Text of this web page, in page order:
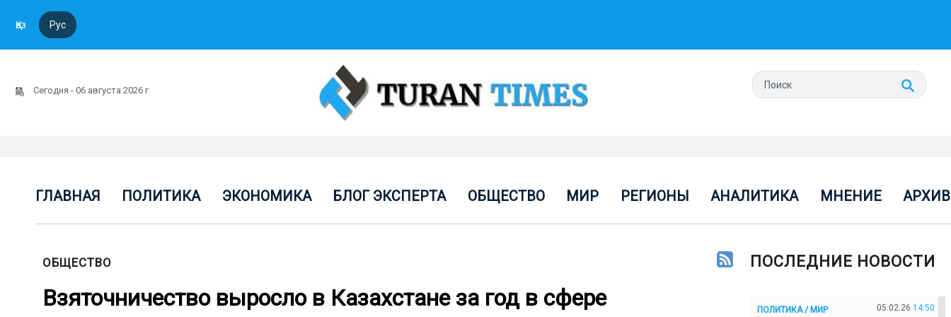
Қаз Рус
Сегодня - 06 августа 2026 г
ГЛАВНАЯ ПОЛИТИКА ЭКОНОМИКА БЛОГ ЭКСПЕРТА ОБЩЕСТВО МИР РЕГИОНЫ АНАЛИТИКА МНЕНИЕ АРХИВ
ОБЩЕСТВО
Взяточничество выросло в Казахстане за год в сфере
ПОСЛЕДНИЕ НОВОСТИ
ПОЛИТИКА / МИР 05.02.26 14:50